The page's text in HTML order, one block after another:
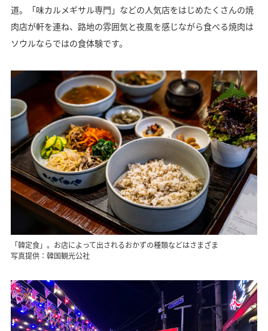
道。「味カルメギサル専門」などの人気店をはじめたくさんの焼
肉店が軒を連ね、路地の雰囲気と夜風を感じながら食べる焼肉は
ソウルならではの食体験です。
「韓定食」。お店によって出されるおかずの種類などはさまざま
写真提供：韓国観光公社